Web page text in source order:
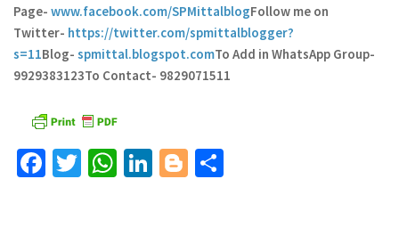
Page- www.facebook.com/SPMittalblogFollow me on
Twitter- https://twitter.com/spmittalblogger?
s=11Blog- spmittal.blogspot.comTo Add in WhatsApp Group-
9929383123To Contact- 9829071511
Facebook
TwitterWhatsApp
LinkedIn
Blogger